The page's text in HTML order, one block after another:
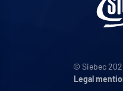
© Siebec
Legal